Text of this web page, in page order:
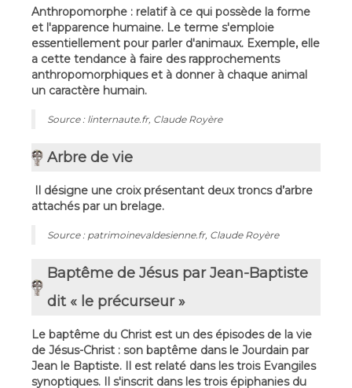
Anthropomorphe : relatif à ce qui possède la forme
et l'apparence humaine. Le terme s'emploie
essentiellement pour parler d'animaux. Exemple, elle
a cette tendance à faire des rapprochements
anthropomorphiques et à donner à chaque animal
un caractère humain.
Source : linternaute.fr, Claude Royère
Arbre de vie
Il désigne une croix présentant deux troncs d’arbre
attachés par un brelage.
Source : patrimoinevaldesienne.fr, Claude Royère
Baptême de Jésus par Jean-Baptiste
dit « le précurseur »
Le baptême du Christ est un des épisodes de la vie
de Jésus-Christ : son baptême dans le Jourdain par
Jean le Baptiste. Il est relaté dans les trois Evangiles
synoptiques. Il s'inscrit dans les trois épiphanies du